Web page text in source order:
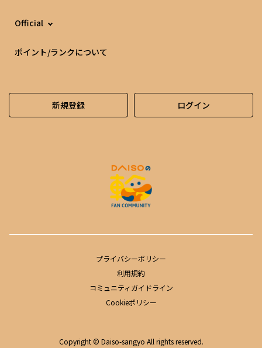
Official
ポイント/ランクについて
新規登録 ログイン
プライバシーポリシー
利用規約
コミュニティガイドライン
Cookieポリシー
Copyright © Daiso-sangyo All rights reserved.